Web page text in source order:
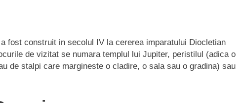
fost construit in secolul IV la cererea imparatului Diocletian
de vizitat se numara templul lui Jupiter, peristilul (adica o
de stalpi care margineste o cladire, o sala sau o gradina) sau